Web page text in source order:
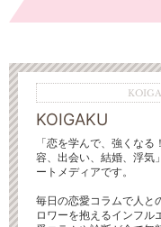
KOIGAKU
「恋を学んで、強くな
容、出会い、結婚、浮気
ートメディアです。
毎日の恋愛コラムで人と
ロワーを抱えるインフル